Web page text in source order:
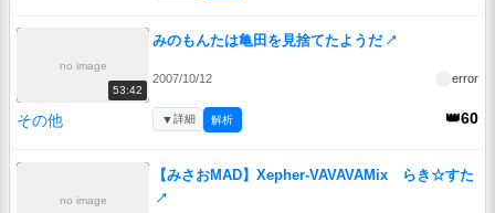
no image
53:42
みのもんたは亀田を見捨てたようだ ↗
2007/10/12 error
その他 👑60
▼詳細 解析
no image
【みさおMAD】Xepher-VAVAVAMix らき☆すた
↗